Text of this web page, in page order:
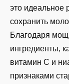
это идеальное
сохранить
Благодаря
ингредиенты,
витамин C и
признаками